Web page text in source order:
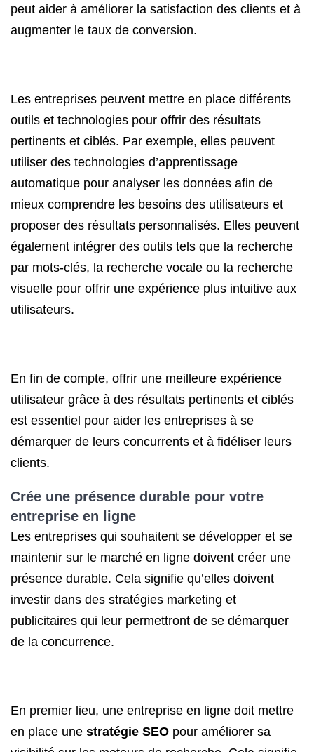
peut aider à améliorer la satisfaction des clients et à
augmenter le taux de conversion.
Les entreprises peuvent mettre en place différents
outils et technologies pour offrir des résultats
pertinents et ciblés. Par exemple, elles peuvent
utiliser des technologies d’apprentissage
automatique pour analyser les données afin de
mieux comprendre les besoins des utilisateurs et
proposer des résultats personnalisés. Elles peuvent
également intégrer des outils tels que la recherche
par mots-clés, la recherche vocale ou la recherche
visuelle pour offrir une expérience plus intuitive aux
utilisateurs.
En fin de compte, offrir une meilleure expérience
utilisateur grâce à des résultats pertinents et ciblés
est essentiel pour aider les entreprises à se
démarquer de leurs concurrents et à fidéliser leurs
clients.
Crée une présence durable pour votre
entreprise en ligne
Les entreprises qui souhaitent se développer et se
maintenir sur le marché en ligne doivent créer une
présence durable. Cela signifie qu’elles doivent
investir dans des stratégies marketing et
publicitaires qui leur permettront de se démarquer
de la concurrence.
En premier lieu, une entreprise en ligne doit mettre
en place une stratégie SEO pour améliorer sa